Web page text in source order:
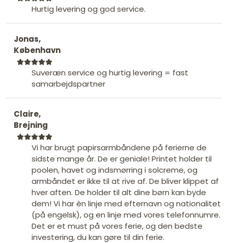
Hurtig levering og god service.
Jonas,
København
Suveræn service og hurtig levering = fast
samarbejdspartner
Claire,
Brejning
Vi har brugt papirsarmbåndene på ferierne de
sidste mange år. De er geniale! Printet holder til
poolen, havet og indsmørring i solcreme, og
armbåndet er ikke til at rive af. De bliver klippet af
hver aften. De holder til alt dine børn kan byde
dem! Vi har èn linje med efternavn og nationalitet
(på engelsk), og en linje med vores telefonnumre.
Det er et must på vores ferie, og den bedste
investering, du kan gøre til din ferie.